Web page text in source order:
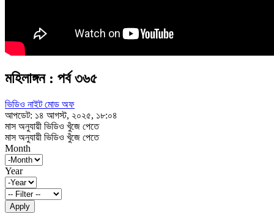
মহিলাঙ্গন : পর্ব ৩৬৫
ভিডিও নাইট মোড অফ
আপডেট: ১৪ আগস্ট, ২০২৫, ১৮:০৪
মাস অনুযায়ী ভিডিও খুঁজে পেতে
মাস অনুযায়ী ভিডিও খুঁজে পেতে
Month
Year
Apply